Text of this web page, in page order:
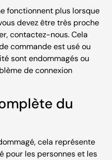
fonctionnent plus lorsque
devez être très proche
contactez-nous. Cela
commande est usé ou
sont endommagés ou
de connexion
du
cela représente
pour les personnes et les